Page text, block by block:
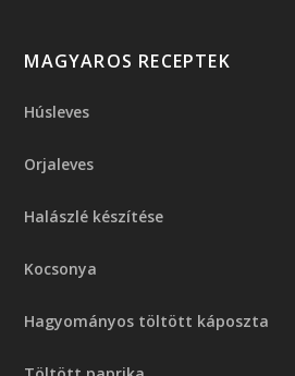
MAGYAROS RECEPTEK
Húsleves
Orjaleves
Halászlé készítése
Kocsonya
Hagyományos töltött káposzta